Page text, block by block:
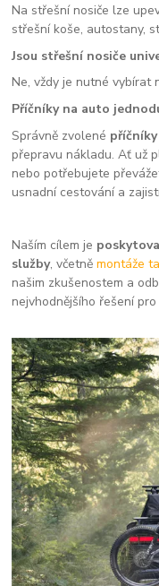
Na střešní nosiče lze
střešní koše, autostany,
Jsou střešní nosiče
Ne, vždy je nutné vybírat
Příčníky na auto
Správně zvolené
přepravu nákladu. Ať už
nebo potřebujete
usnadní cestování a
Naším cílem je
služby, včetněmontáže
našim zkušenostem a
nejvhodnějšího řešení